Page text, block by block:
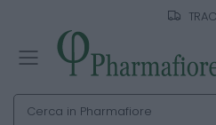
Toggle mobile
Cerca